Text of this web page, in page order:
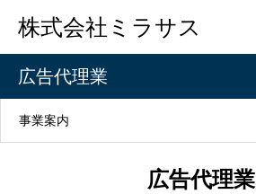
株式会社ミラサス
広告代理業
事業案内
広告代理業